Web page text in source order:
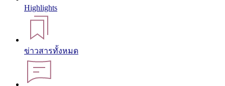
Highlights
ข่าวสารทั้งหมด